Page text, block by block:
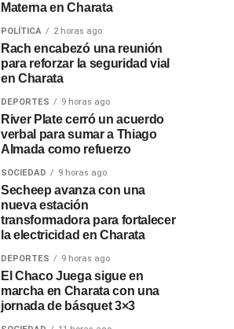
Materna en Charata
POLÍTICA 2 horas ago
Rach encabezó una reunión
para reforzar la seguridad vial
en Charata
DEPORTES 9 horas ago
River Plate cerró un acuerdo
verbal para sumar a Thiago
Almada como refuerzo
SOCIEDAD 9 horas ago
Secheep avanza con una
nueva estación
transformadora para fortalecer
la electricidad en Charata
DEPORTES 9 horas ago
El Chaco Juega sigue en
marcha en Charata con una
jornada de básquet 3×3